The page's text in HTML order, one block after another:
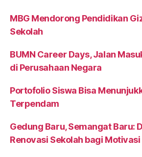
MBG Mendorong Pendidikan
Sekolah
BUMN Career Days, Jalan
di Perusahaan Negara
Portofolio Siswa Bisa
Terpendam
Gedung Baru, Semangat Baru:
Renovasi Sekolah bagi Motivasi